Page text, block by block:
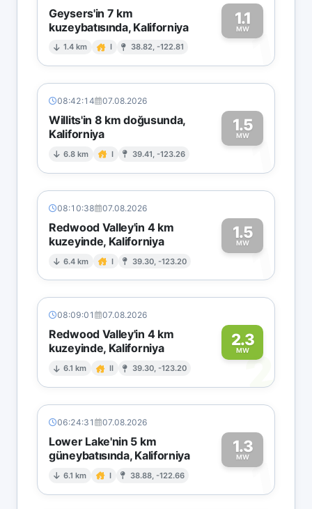
Geysers'in 7 km
kuzeybatısında, Kaliforniya
1.4 km I 38.82, -122.81
1.1
MW1
08:42:14 07.08.2026
Willits'in 8 km doğusunda,
Kaliforniya
6.8 km I 39.41, -123.26
1.5
MW1
08:10:38 07.08.2026
Redwood Valley'in 4 km
kuzeyinde, Kaliforniya
6.4 km I 39.30, -123.20
1.5
MW1
08:09:01 07.08.2026
Redwood Valley'in 4 km
kuzeyinde, Kaliforniya
6.1 km II 39.30, -123.20
2.3
MW2
06:24:31 07.08.2026
Lower Lake'nin 5 km
güneybatısında, Kaliforniya
6.1 km I 38.88, -122.66
1.3
MW1